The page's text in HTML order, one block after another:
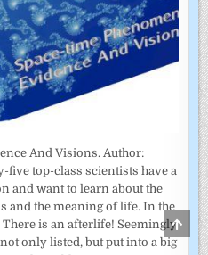
And Visions. Author:
five top-class scientists have a
and want to learn about the
and the meaning of life. In the
is an afterlife! Seemingly
only listed, but put into a big TO
TOP